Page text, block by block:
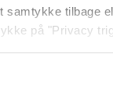
tilbage
på "Privacy